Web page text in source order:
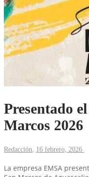
Presentado
Marcos 2026
Redacción, 16 febrero, 2026
La empresa EMSA